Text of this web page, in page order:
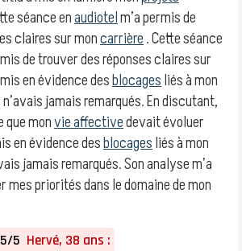
séance enaudiotelm’a permis de
claires sur moncarrière. Cette séance
de trouver des réponses claires sur
en évidence desblocagesliés à mon
jamais remarqués. En discutant,
que monvie affectivedevait évoluer
en évidence desblocagesliés à mon
jamais remarqués. Son analyse m’a
mes priorités dans le domaine de mon
5 Hervé, 38 ans :